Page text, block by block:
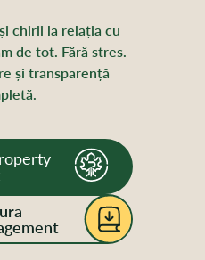
chirii la relația cu
de tot. Fără stres.
și transparență